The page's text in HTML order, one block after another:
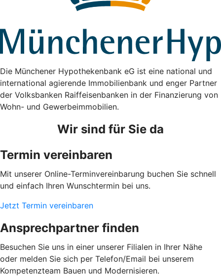
Die Münchener Hypothekenbank eG ist eine national und
international agierende Immobilienbank und enger Partner
der Volksbanken Raiffeisenbanken in der Finanzierung von
Wohn- und Gewerbeimmobilien.
Wir sind für Sie da
Termin vereinbaren
Mit unserer Online-Terminvereinbarung buchen Sie schnell
und einfach Ihren Wunschtermin bei uns.
Jetzt Termin vereinbaren
Ansprechpartner finden
Besuchen Sie uns in einer unserer Filialen in Ihrer Nähe
oder melden Sie sich per Telefon/Email bei unserem
Kompetenzteam Bauen und Modernisieren.